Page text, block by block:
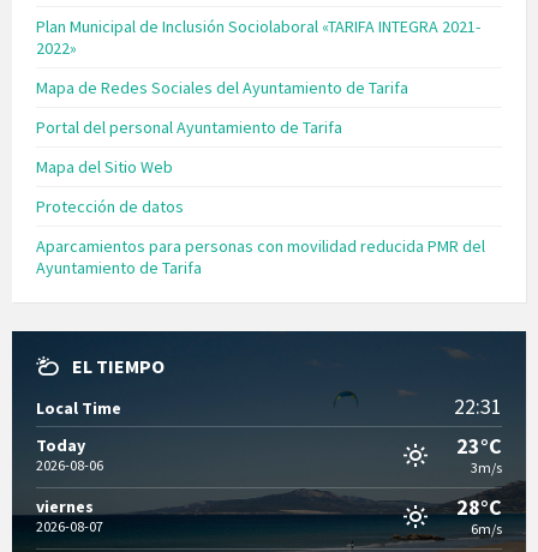
Plan Municipal de Inclusión Sociolaboral «TARIFA INTEGRA 2021-
2022»
Mapa de Redes Sociales del Ayuntamiento de Tarifa
Portal del personal Ayuntamiento de Tarifa
Mapa del Sitio Web
Protección de datos
Aparcamientos para personas con movilidad reducida PMR del
Ayuntamiento de Tarifa
EL TIEMPO
Local Time 22:31
Today
2026-08-06
23°C
3m/s
viernes
2026-08-07
28°C
6m/s